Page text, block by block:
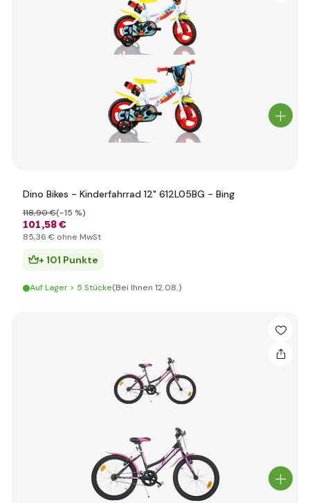
Dino Bikes - Kinderfahrrad 12" 612L05BG - Bing
101,58 €
118,90 €(-15 %)
85,36 € ohne MwSt
+ 101 Punkte
Auf Lager > 5 Stücke(Bei Ihnen 12.08.)